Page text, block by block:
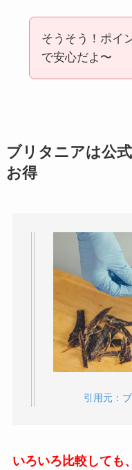
そうそう！ポイ
で安心だよ〜
ブリタニアは公
お得
引用元：
いろいろ比較しても